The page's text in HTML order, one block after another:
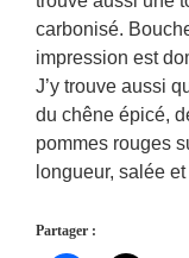
carbonisé.
impression est
J’y trouve aussi
du chêne épicé,
pommes rouges
longueur, salée
Partager :